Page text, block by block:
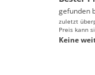
gefunden
zuletzt
Preis kann
Keine